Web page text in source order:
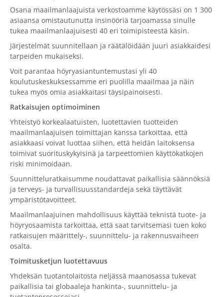
Osana maailmanlaajuista verkostoamme käytössäsi on 1 300
asiaansa omistautunutta insinööriä tarjoamassa sinulle
tukea maailmanlaajuisesti 40 eri toimipisteestä käsin.
Järjestelmät suunnitellaan ja räätälöidään juuri asiakkaidesi
tarpeiden mukaiseksi.
Voit parantaa höyryasiantuntemustasi yli 40
koulutuskeskuksessamme eri puolilla maailmaa ja näin
tukea myös omia asiakkaitasi täysipainoisesti.
Ratkaisujen optimoiminen
Yhteistyö korkealaatuisten, luotettavien tuotteiden
maailmanlaajuisen toimittajan kanssa tarkoittaa, että
asiakkaasi voivat luottaa siihen, että heidän laitoksensa
toimivat suorituskykyisinä ja tarpeettomien käyttökatkojen
riski minimoidaan.
Suunnitteluratkaisumme noudattavat paikallisia säännöksiä
ja terveys- ja turvallisuusstandardeja sekä täyttävät
ympäristötavoitteet.
Maailmanlaajuinen mahdollisuus käyttää teknistä tuote- ja
höyryosaamista tarkoittaa, että saat tarvitsemasi tuen koko
ratkaisujen määrittely-, suunnittelu- ja rakennusvaiheen
osalta.
Toimitusketjun luotettavuus
Yhdeksän tuotantolaitosta neljässä maanosassa tukevat
paikallisia tai globaaleja hankinta-, suunnittelu- ja